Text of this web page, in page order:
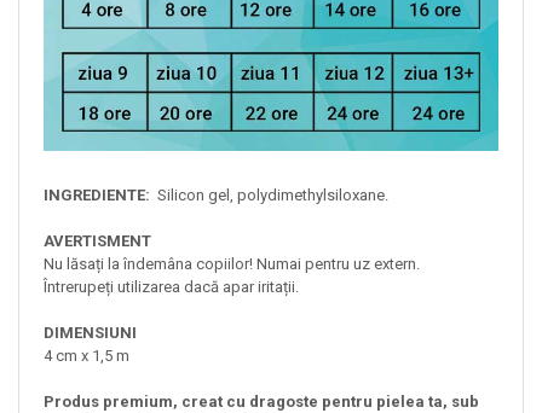
INGREDIENTE: Silicon gel, polydimethylsiloxane.
AVERTISMENT
Nu lăsați la îndemâna copiilor! Numai pentru uz extern.
Întrerupeți utilizarea dacă apar iritații.
DIMENSIUNI
4 cm x 1,5 m
Produs premium, creat cu dragoste pentru pielea ta, sub